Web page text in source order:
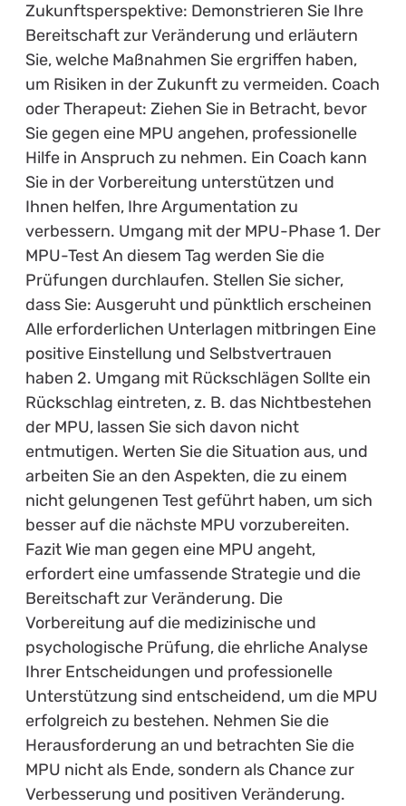
Zukunftsperspektive: Demonstrieren Sie Ihre
Bereitschaft zur Veränderung und erläutern
Sie, welche Maßnahmen Sie ergriffen haben,
um Risiken in der Zukunft zu vermeiden. Coach
oder Therapeut: Ziehen Sie in Betracht, bevor
Sie gegen eine MPU angehen, professionelle
Hilfe in Anspruch zu nehmen. Ein Coach kann
Sie in der Vorbereitung unterstützen und
Ihnen helfen, Ihre Argumentation zu
verbessern. Umgang mit der MPU-Phase 1. Der
MPU-Test An diesem Tag werden Sie die
Prüfungen durchlaufen. Stellen Sie sicher,
dass Sie: Ausgeruht und pünktlich erscheinen
Alle erforderlichen Unterlagen mitbringen Eine
positive Einstellung und Selbstvertrauen
haben 2. Umgang mit Rückschlägen Sollte ein
Rückschlag eintreten, z. B. das Nichtbestehen
der MPU, lassen Sie sich davon nicht
entmutigen. Werten Sie die Situation aus, und
arbeiten Sie an den Aspekten, die zu einem
nicht gelungenen Test geführt haben, um sich
besser auf die nächste MPU vorzubereiten.
Fazit Wie man gegen eine MPU angeht,
erfordert eine umfassende Strategie und die
Bereitschaft zur Veränderung. Die
Vorbereitung auf die medizinische und
psychologische Prüfung, die ehrliche Analyse
Ihrer Entscheidungen und professionelle
Unterstützung sind entscheidend, um die MPU
erfolgreich zu bestehen. Nehmen Sie die
Herausforderung an und betrachten Sie die
MPU nicht als Ende, sondern als Chance zur
Verbesserung und positiven Veränderung.